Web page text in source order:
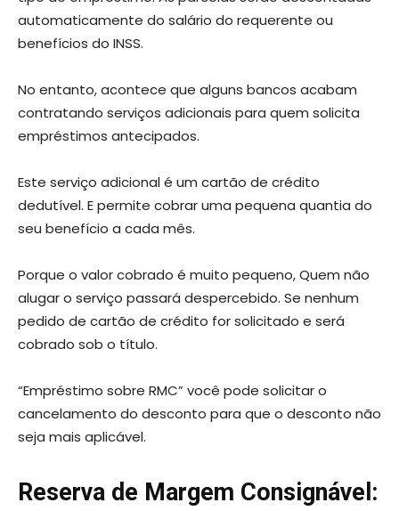
automaticamente do salário do requerente ou
benefícios do INSS.
No entanto, acontece que alguns bancos acabam
contratando serviços adicionais para quem solicita
empréstimos antecipados.
Este serviço adicional é um cartão de crédito
dedutível. E permite cobrar uma pequena quantia do
seu benefício a cada mês.
Porque o valor cobrado é muito pequeno, Quem não
alugar o serviço passará despercebido. Se nenhum
pedido de cartão de crédito for solicitado e será
cobrado sob o título.
“Empréstimo sobre RMC” você pode solicitar o
cancelamento do desconto para que o desconto não
seja mais aplicável.
Reserva de Margem Consignável: